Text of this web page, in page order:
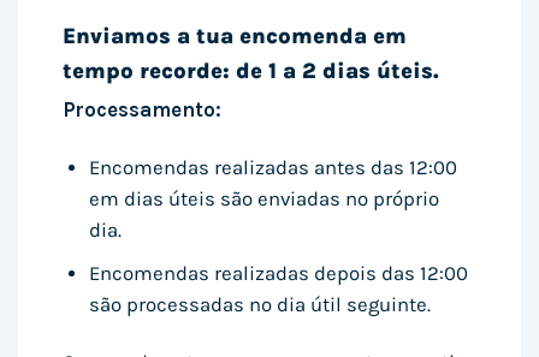
Enviamos a tua encomenda em
tempo recorde: de 1 a 2 dias úteis.
Processamento:
Encomendas realizadas antes das 12:00
em dias úteis são enviadas no próprio
dia.
Encomendas realizadas depois das 12:00
são processadas no dia útil seguinte.